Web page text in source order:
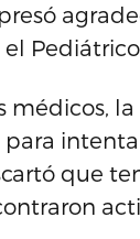
médicos,
que